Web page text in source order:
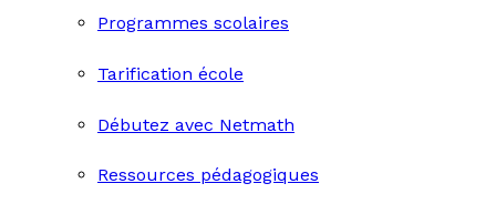
Programmes scolaires
Tarification école
Débutez avec Netmath
Ressources pédagogiques